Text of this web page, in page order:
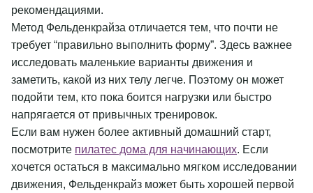
рекомендациями.
Метод Фельденкрайза отличается тем, что почти не
требует “правильно выполнить форму”. Здесь важнее
исследовать маленькие варианты движения и
заметить, какой из них телу легче. Поэтому он может
подойти тем, кто пока боится нагрузки или быстро
напрягается от привычных тренировок.
Если вам нужен более активный домашний старт,
посмотрите пилатес дома для начинающих. Если
хочется остаться в максимально мягком исследовании
движения, Фельденкрайз может быть хорошей первой